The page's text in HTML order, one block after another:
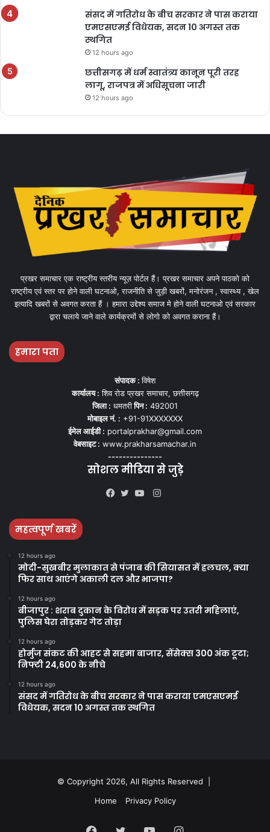
संसद में गतिरोध के बीच सरकार ने पास कराया
एमएसएमई विधेयक, सदन 10 अगस्त तक
स्थगित
12 hours ago
छत्तीसगढ़ में धर्म स्वातंत्र्य कानून पूरी तरह
लागू, राजपत्र में अधिसूचना जारी
12 hours ago
प्रखर समाचार एक राष्ट्रीय स्तरीय न्यूज़ पोर्टल हैं। प्रखर समाचार अपने पाठको को
राष्ट्रीय एवं स्तर पर होने वाली घटनाओ, राजनीति से जुड़ी खबरों, मनोरंजन , स्वास्थ्य , खेल
इत्यादि खबरों से अवगत करता हैं । हमारा उद्देश्य समाज मे होने वाली घटनाओ एवं सरकार
द्वारा चलाये जाने वाले कार्यक्रमों से लोगो को अवगत कराना हैं।
हमारा पता
संपादक :विषेश
कार्यालय : शिव रोड प्रखर समाचार, छत्तीसगढ़
जिला : धमतरीपिन : 492001
मोबाइल नं. : +91-91XXXXXXX
ईमेल आईडी : portalprakhar@gmail.com
वेबसाइट : www.prakharsamachar.in
---------------
सोशल मीडिया से जुड़े
Instagram
महत्वपूर्ण खबरें
12 hours ago
मोदी-सुखबीर मुलाकात से पंजाब की सियासत में हलचल, क्या
फिर साथ आएंगे अकाली दल और भाजपा?
12 hours ago
बीजापुर : शराब दुकान के विरोध में सड़क पर उतरी महिलाएं,
पुलिस घेरा तोड़कर गेट तोड़ा
12 hours ago
होर्मुज संकट की आहट से सहमा बाजार, सेंसेक्स 300 अंक टूटा;
निफ्टी 24,600 के नीचे
12 hours ago
संसद में गतिरोध के बीच सरकार ने पास कराया एमएसएमई
विधेयक, सदन 10 अगस्त तक स्थगित
© Copyright 2026, All Rights Reserved |
Home
Privacy Policy